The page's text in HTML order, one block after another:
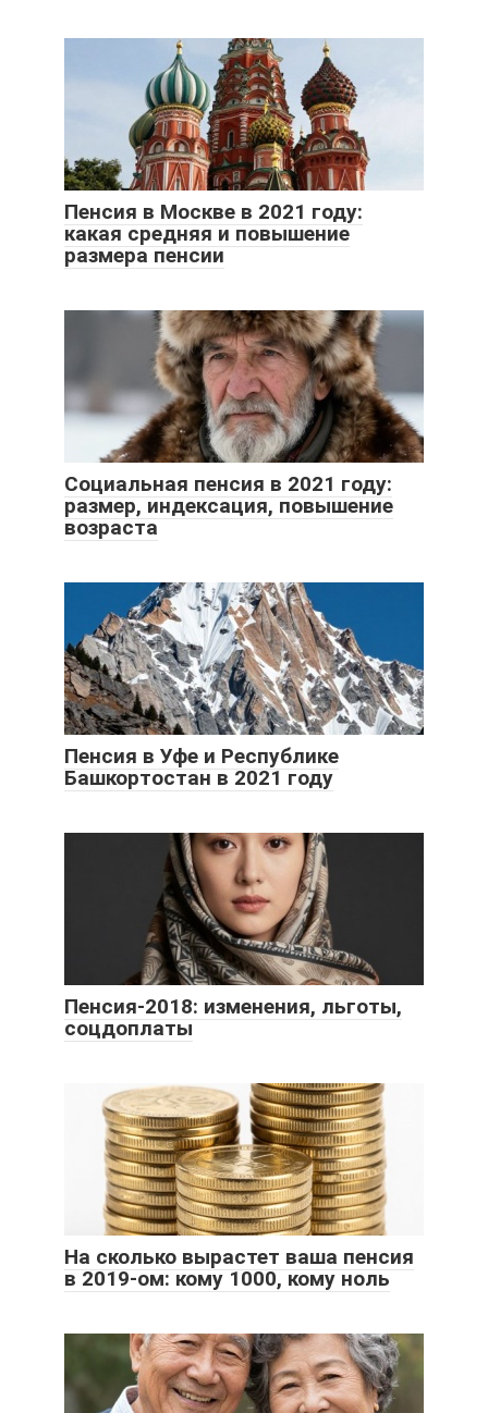
Пенсия в Москве в 2021 году:
какая средняя и повышение
размера пенсии
Социальная пенсия в 2021 году:
размер, индексация, повышение
возраста
Пенсия в Уфе и Республике
Башкортостан в 2021 году
Пенсия-2018: изменения, льготы,
соцдоплаты
На сколько вырастет ваша пенсия
в 2019-ом: кому 1000, кому ноль